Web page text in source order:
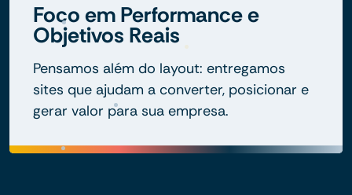
Foco em Performance e
Objetivos Reais
Pensamos além do layout: entregamos
sites que ajudam a converter, posicionar e
gerar valor para sua empresa.